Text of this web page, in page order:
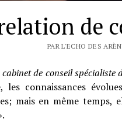
de
PAR L'ECHO DES
cabinet de conseil
connaissances
mais en même temps,